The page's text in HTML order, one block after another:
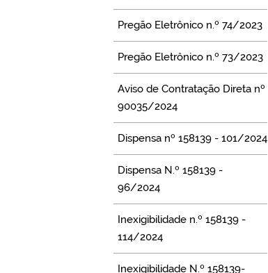
Pregão Eletrônico n.º 74/2023
Pregão Eletrônico n.º 73/2023
Aviso de Contratação Direta nº
90035/2024
Dispensa nº 158139 - 101/2024
Dispensa N.º 158139 -
96/2024
Inexigibilidade n.º 158139 -
114/2024
Inexigibilidade N.º 158139-